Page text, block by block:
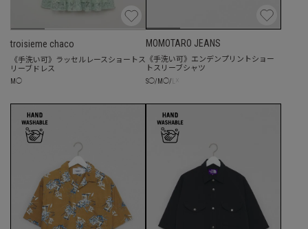
troisieme chaco
《手洗い可》ラッセルレースショートス
リーブドレス
M ◯
MOMOTARO JEANS
《手洗い可》エンデンプリントショー
トスリーブシャツ
S◯/ M ◯/